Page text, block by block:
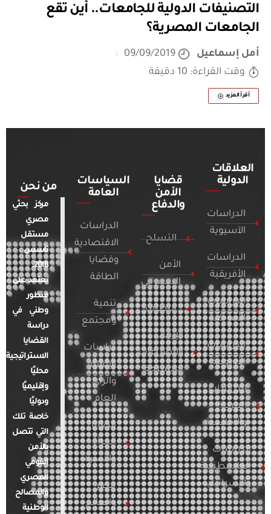
التصنيفات الدولية للجامعات.. أين تقع
الجامعات المصرية؟
أمل إسماعيل
09/09/2019
وقت القراءة: 10 دقيقة
أقرأ المزيد
العلاقات
الدولية
الدراسات
الآسيوية
الدراسات
الأفريقية
الدراسات
الأمريكية
الدراسات
الأوروبية
الدراسات
العربية
والإقليمية
الدراسات
الفلسطينية
والإسرائيلية
قضايا
الأمن
والدفاع
التسلح
الأمن
السيبراني
التطرف
الإرهاب
والصراعات
المسلحة
السياسات
العامة
الدراسات
الاقتصادية
وقضايا
الطاقة
تنمية
ومجتمع
دراسات
الإعلام
والرأي
العام
قضايا
المرأة
والأسرة
مصر
والعالم
من نحن
مركز بحثي
مصري
مستقل
تأسس
2018.
يعتمد على
منظور
وطني في
دراسة
القضايا
الاستراتيجية
محليًا
وإقليميًا
ودوليًا
خاصة تلك
التي تتصل
بالأمن
القومي
المصري
والمصالح
الوطنية